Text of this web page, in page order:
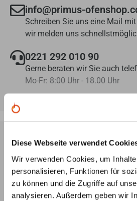
Diese Webseite verwendet
Wir verwenden Cookies, um
personalisieren, Funktionen für
zu können und die Zugriffe auf
analysieren. Außerdem geben wir
info@primus-
Schreiben Sie uns eine Mail
wir melden uns
0221 292 010 90
Gerne beraten wir Sie auch
Mo-Fr: 8:00 Uhr - 18.00 Uhr
Ofenplanung per
Lassen Sie sich von unseren
Ihres Wunsch-Ofens erstellen –
kostenlos
, nach Ihren Angaben